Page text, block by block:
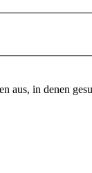
aus, in denen